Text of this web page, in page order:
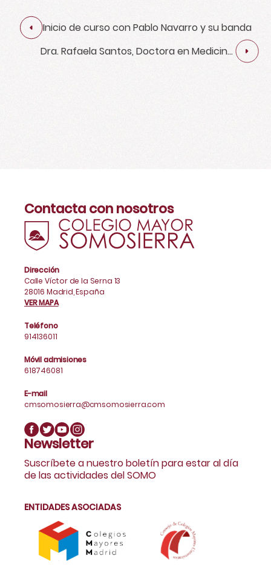
Inicio de curso con Pablo Navarro y su banda
Dra. Rafaela Santos, Doctora en Medicina,
Contacta con nosotros
Dirección
Calle Víctor de la Serna 13
28016 Madrid, España
VER MAPA
Teléfono
914136011
Móvil admisiones
618746081
E-mail
cmsomosierra@cmsomosierra.com
Newsletter
Suscríbete a nuestro boletín para estar al día
de las actividades del SOMO
ENTIDADES ASOCIADAS